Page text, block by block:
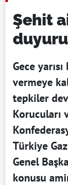
Şehit
Gece
vermeye
tepkiler
Korucuları
Türkiye
Genel
konusu